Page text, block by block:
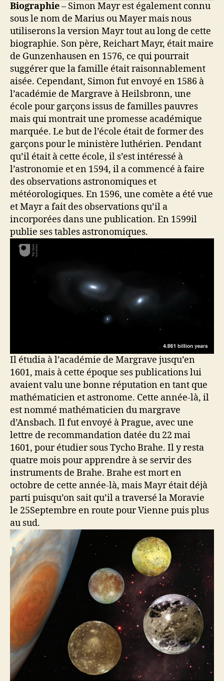
Biographie– Simon Mayr est également connu
sous le nom de Marius ou Mayer mais nous
utiliserons la version Mayr tout au long de cette
biographie. Son père, Reichart Mayr, était maire
de Gunzenhausen en 1576, ce qui pourrait
suggérer que la famille était raisonnablement
aisée. Cependant, Simon fut envoyé en 1586 à
l’académie de Margrave à Heilsbronn, une
école pour garçons issus de familles pauvres
mais qui montrait une promesse académique
marquée. Le but de l’école était de former des
garçons pour le ministère luthérien. Pendant
qu’il était à cette école, il s’est intéressé à
l’astronomie et en 1594, il a commencé à faire
des observations astronomiques et
météorologiques. En 1596, une comète a été vue
et Mayr a fait des observations qu’il a
incorporées dans une publication. En 1599il
publie ses tables astronomiques.
Il étudia à l’académie de Margrave jusqu’en
1601, mais à cette époque ses publications lui
avaient valu une bonne réputation en tant que
mathématicien et astronome. Cette année-là, il
est nommé mathématicien du margrave
d’Ansbach. Il fut envoyé à Prague, avec une
lettre de recommandation datée du 22 mai
1601, pour étudier sous Tycho Brahe. Il y resta
quatre mois pour apprendre à se servir des
instruments de Brahe. Brahe est mort en
octobre de cette année-là, mais Mayr était déjà
parti puisqu’on sait qu’il a traversé la Moravie
le 25Septembre en route pour Vienne puis plus
au sud.